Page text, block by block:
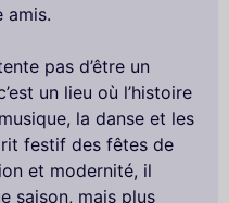
amis.
pas d’être un
un lieu où l’histoire
la danse et les
festif des fêtes de
et modernité, il
saison, mais plus